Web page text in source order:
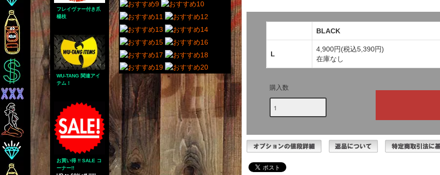
フレイヴァー付き爪
楊枝
WU-TANG 関連アイ
テム！
お買い得 !! SALE コ
ーナー!!
BLACK
L
4,900円(税込5,390円)
在庫なし
購入数